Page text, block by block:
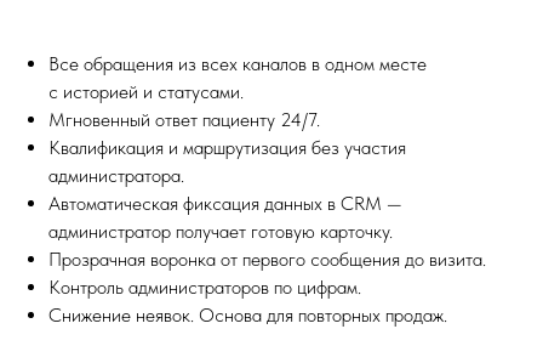
Все обращения из всех каналов в одном месте
с историей и статусами.
Мгновенный ответ пациенту 24/7.
Квалификация и маршрутизация без участия
администратора.
Автоматическая фиксация данных в CRM —
администратор получает готовую карточку.
Прозрачная воронка от первого сообщения до визита.
Контроль администраторов по цифрам.
Снижение неявок. Основа для повторных продаж.